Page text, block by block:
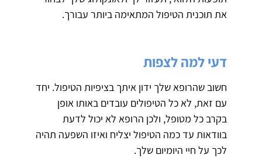
את תוכנית הטיפול המתאימה ביותר עבורך.
דעי למה לצפות
חשוב שהרופא שלך ידון איתך בציפיות הטיפול. יחד
עם זאת, לא כל הטיפולים עובדים באותו אופן
בקרב כל מטופל, ולכן הרופא לא יכול לדעת
בוודאות עד כמה הטיפול יצליח ואיזו השפעה תהיה
לכך על חיי היומיום שלך.